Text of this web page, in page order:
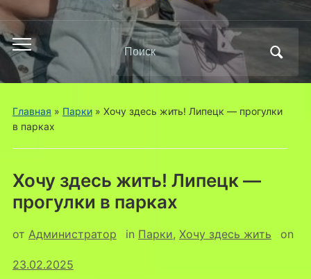
Переключить
мобильное
меню
Поиск
по:
Главная » Парки» Хочу здесь жить! Липецк — прогулки
в парках
Хочу здесь жить! Липецк —
прогулки в парках
от Администратор in Парки, Хочу здесь жить on
23.02.2025